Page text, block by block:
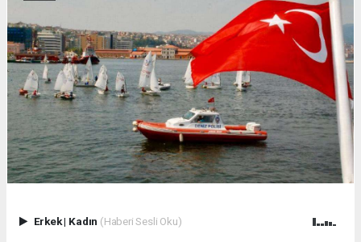
Erkek| Kadın (Haberi Sesli Oku)